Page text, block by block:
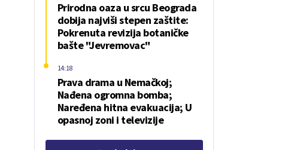
Prirodna oaza u srcu Beograda
dobija najviši stepen zaštite:
Pokrenuta revizija botaničke
bašte "Jevremovac"
Prava drama u Nemačkoj;
Nađena ogromna bomba;
Naređena hitna evakuacija; U
opasnoj zoni i televizije
14:18